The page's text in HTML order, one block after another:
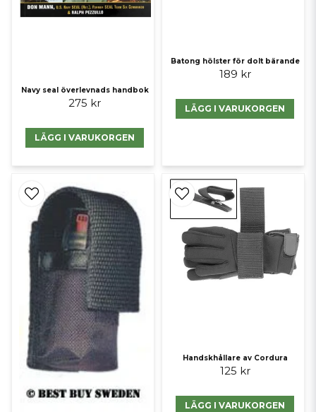
Navy seal överlevnads handbok
275 kr
LÄGG I VARUKORGEN
Batong hölster för dolt bärande
189 kr
LÄGG I VARUKORGEN
Handskhållare av Cordura
125 kr
LÄGG I VARUKORGEN